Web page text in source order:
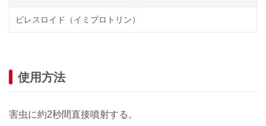
ピレスロイド（イミプロトリン）
使用方法
害虫に約2秒間直接噴射する。